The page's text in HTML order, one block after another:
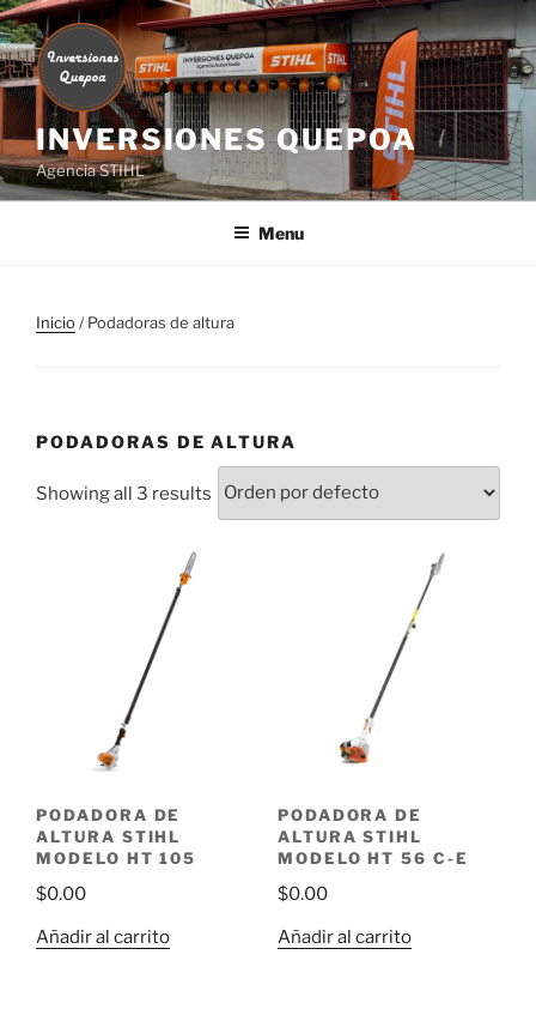
Skip
to
content
INVERSIONES QUEPOA
Agencia STIHL
Menu
Inicio/ Podadoras de altura
PODADORAS DE ALTURA
Showing all 3 results
PODADORA DE
ALTURA STIHL
MODELO HT 105
$0.00
Añadir al carrito
PODADORA DE
ALTURA STIHL
MODELO HT 56 C-E
$0.00
Añadir al carrito